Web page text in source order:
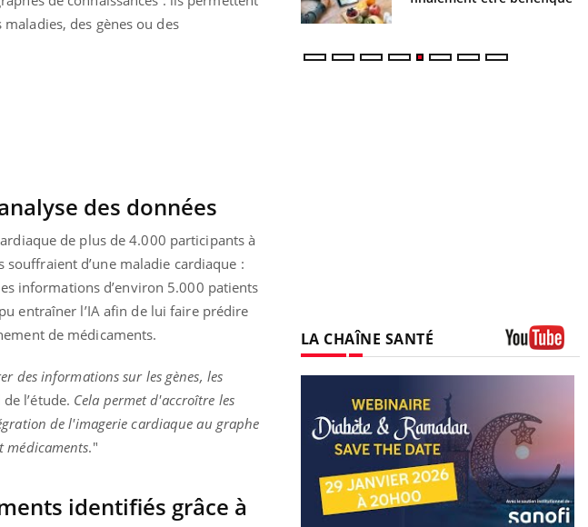
des gènes ou des
des données
de plus de 4.000 participants à
d’une maladie cardiaque :
informations d’environ 5.000 patients
entraîner l’IA afin de lui faire prédire
de médicaments.
des informations sur les gènes, les
l’étude. Cela permet d'accroître les
de l'imagerie cardiaque au graphe
médicaments."
identifiés grâce à
LA CHAÎNE SANTÉ